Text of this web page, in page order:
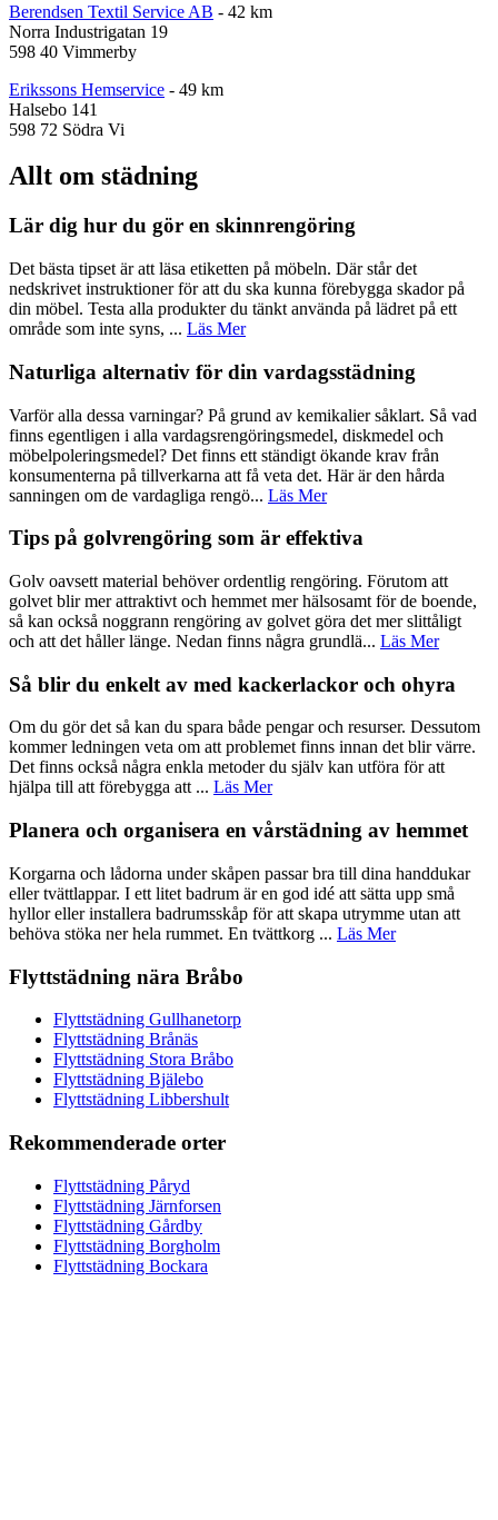
Berendsen Textil Service AB - 42 km
Norra Industrigatan 19
598 40 Vimmerby
Erikssons Hemservice - 49 km
Halsebo 141
598 72 Södra Vi
Allt om städning
Lär dig hur du gör en skinnrengöring
Det bästa tipset är att läsa etiketten på möbeln. Där står det
nedskrivet instruktioner för att du ska kunna förebygga skador på
din möbel. Testa alla produkter du tänkt använda på lädret på ett
område som inte syns, ... Läs Mer
Naturliga alternativ för din vardagsstädning
Varför alla dessa varningar? På grund av kemikalier såklart. Så vad
finns egentligen i alla vardagsrengöringsmedel, diskmedel och
möbelpoleringsmedel? Det finns ett ständigt ökande krav från
konsumenterna på tillverkarna att få veta det. Här är den hårda
sanningen om de vardagliga rengö... Läs Mer
Tips på golvrengöring som är effektiva
Golv oavsett material behöver ordentlig rengöring. Förutom att
golvet blir mer attraktivt och hemmet mer hälsosamt för de boende,
så kan också noggrann rengöring av golvet göra det mer slittåligt
och att det håller länge. Nedan finns några grundlä... Läs Mer
Så blir du enkelt av med kackerlackor och ohyra
Om du gör det så kan du spara både pengar och resurser. Dessutom
kommer ledningen veta om att problemet finns innan det blir värre.
Det finns också några enkla metoder du själv kan utföra för att
hjälpa till att förebygga att ... Läs Mer
Planera och organisera en vårstädning av hemmet
Korgarna och lådorna under skåpen passar bra till dina handdukar
eller tvättlappar. I ett litet badrum är en god idé att sätta upp små
hyllor eller installera badrumsskåp för att skapa utrymme utan att
behöva stöka ner hela rummet. En tvättkorg ... Läs Mer
Flyttstädning nära Bråbo
Flyttstädning Gullhanetorp
Flyttstädning Brånäs
Flyttstädning Stora Bråbo
Flyttstädning Bjälebo
Flyttstädning Libbershult
Rekommenderade orter
Flyttstädning Påryd
Flyttstädning Järnforsen
Flyttstädning Gårdby
Flyttstädning Borgholm
Flyttstädning Bockara